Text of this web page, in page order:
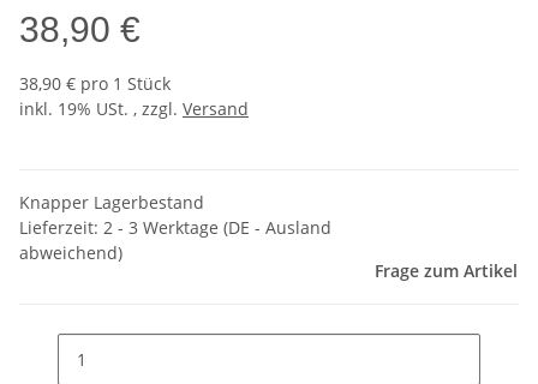
38,90 €
38,90 € pro 1 Stück
inkl. 19% USt. , zzgl. Versand
Knapper Lagerbestand
Lieferzeit: 2 - 3 Werktage (DE - Ausland
abweichend)
Frage zum Artikel